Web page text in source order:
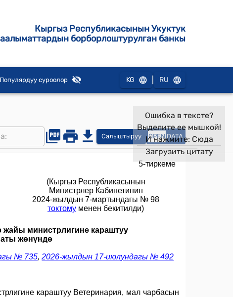
Кыргыз Республикасынын Укуктук
борборлоштурулган банкы
Популярдуу суроолор KG RU
Салыштыруу OPEN DATA
Ошибка в тексте?
Выделите ее мышкой!
И нажмите: Сюда
Загрузить цитату